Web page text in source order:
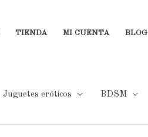
TIENDA MI CUENTA BLOG
Juguetes eróticos BDSM